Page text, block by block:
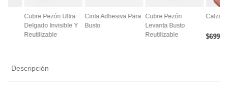
Cubre Pezón Ultra
Delgado Invisible Y
Reutilizable
Cinta Adhesiva Para
Busto
Cubre Pezón
Levanta Busto
Reutilizable
Calza
$6990
Descripción